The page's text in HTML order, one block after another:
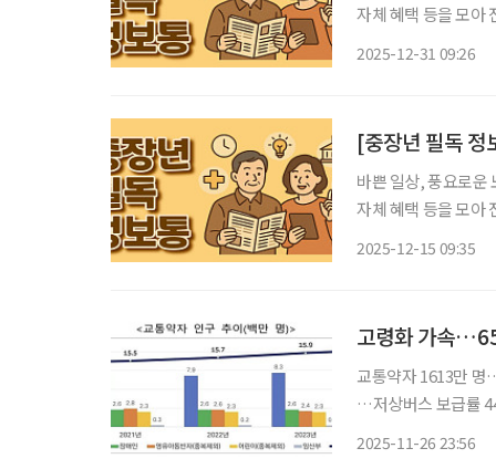
자체 혜택 등을 모아 전달 드립니다. "지갑 속 교통
2025-12-31 09:26
[중장년 필독 정
바쁜 일상, 풍요로운
자체 혜택 등을 모아 전달 드립니다. 중랑구, 세 번째
2025-12-15 09:35
고령화 가속
교통약자 1613만 명
…저상버스 보급률 44% 우리 사회의 고령화가 빠르게 진행되면서 교통약자
2025-11-26 23:56